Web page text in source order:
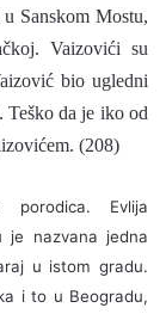
Sanskom Mostu,
Vaizovići su
bio ugledni
Teško da je iko od
(208)
porodica. Evlija
je nazvana jedna
u istom gradu.
i to u Beogradu,